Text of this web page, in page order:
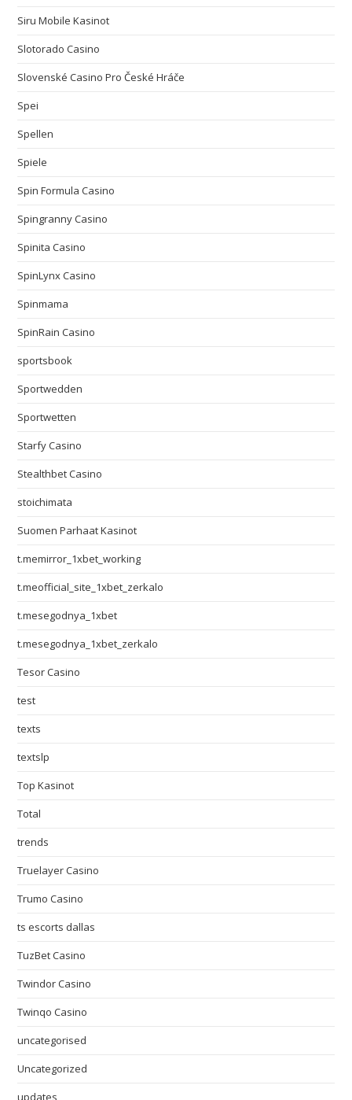
Siru Mobile Kasinot
Slotorado Casino
Slovenské Casino Pro České Hráče
Spei
Spellen
Spiele
Spin Formula Casino
Spingranny Casino
Spinita Casino
SpinLynx Casino
Spinmama
SpinRain Casino
sportsbook
Sportwedden
Sportwetten
Starfy Casino
Stealthbet Casino
stoichimata
Suomen Parhaat Kasinot
t.memirror_1xbet_working
t.meofficial_site_1xbet_zerkalo
t.mesegodnya_1xbet
t.mesegodnya_1xbet_zerkalo
Tesor Casino
test
texts
textslp
Top Kasinot
Total
trends
Truelayer Casino
Trumo Casino
ts escorts dallas
TuzBet Casino
Twindor Casino
Twinqo Casino
uncategorised
Uncategorized
updates